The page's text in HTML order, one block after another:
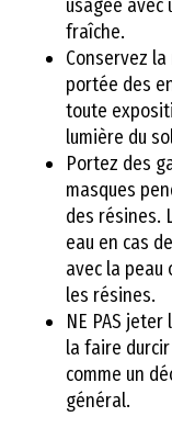
usagée avec
fraîche.
Conservez
portée des
toute
lumière du
Portez des
masques
des résines.
eau en cas
avec la peau
les résines.
NE PAS
la faire
comme un
général.